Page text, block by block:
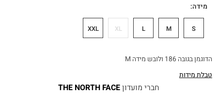
מידה
S
M
L
XL
XXL
הדוגמן בגובה 186 ולובש מידה M
טבלת מידות
חברי מועדוןTHE NORTH FACE